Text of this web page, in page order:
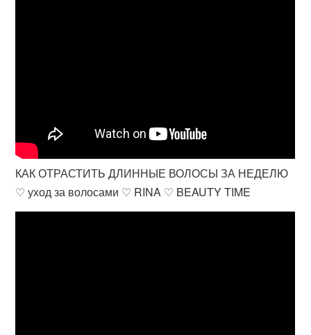
КАК ОТРАСТИТЬ ДЛИННЫЕ ВОЛОСЫ ЗА НЕДЕЛЮ
♡ уход за волосами ♡ RINA ♡ BEAUTY TIME